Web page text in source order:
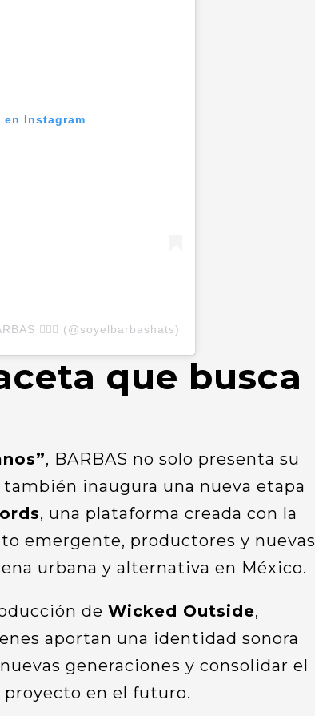
Instagram
🧔🏻‍♂️ (@soyelbarbashats)
que busca
, BARBAS no solo presenta su
inaugura una nueva etapa
, una plataforma creada con la
emergente, productores y nuevas
urbana y alternativa en México.
de Wicked Outside,
aportan una identidad sonora
generaciones y consolidar el
en el futuro.